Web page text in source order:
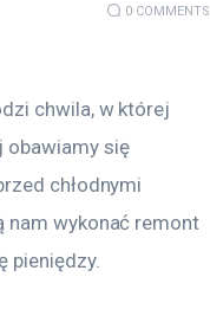
0 COMMENTS
chwila, w której
obawiamy się
chłodnymi
nam wykonać remont
pieniędzy.